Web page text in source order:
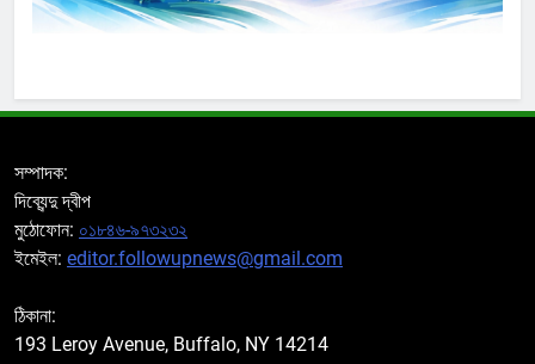
সম্পাদক:
দিব্যেন্দু দ্বীপ
মুঠোফোন: ০১৮৪৬-৯৭৩২৩২
ইমেইল: editor.followupnews@gmail.com
ঠিকানা:
193 Leroy Avenue, Buffalo, NY 14214